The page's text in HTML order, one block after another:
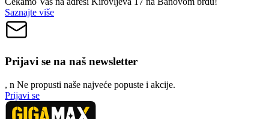
Saznajte više
Prijavi se na naš newsletter
, n Ne propusti naše najveće popuste i akcije.
Prijavi se